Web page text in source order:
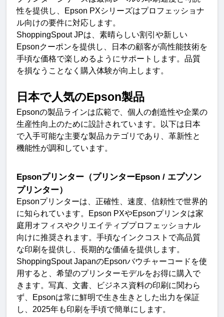
性を提供し、
Epson PXシリーズはプロフェッショナ
ル向けの要件に対応します。
ShoppingSpout JPは、素晴らしい割引や新しい
Epsonクーポンを提供し、日本の顧客が高性能技術を
手頃な価格で楽しめるようにサポートします。品質
を損なうことなく購入体験が向上します。
日本で人気のEpson製品
Epsonの製品ラインは広範で、個人の創造性や企業の
生産性向上のために設計されています。以下は日本
で入手可能な主要な製品カテゴリであり、革新性と
機能性が調和しています。
Epsonプリンター（プリンターEpson / エプソン
プリンター）
Epsonプリンターは、正確性、速度、信頼性で世界的
に知られています。
Epson PXやEpsonプリンタは家
庭用オフィスやクリエイティブプロフェッショナル
向けに推奨されます。手頃なインクコストで高品質
な印刷を提供し、長期的な価値を提供します。
ShoppingSpout JapanのEpsonバウチャーコードを使
用すると、希望のプリンターモデルをお得に購入で
きます。写真、文書、ビジネス資料の印刷に関わら
ず、
Epsonは常に鮮明で生き生きとした出力を保証
し、 2025年も印刷を手頃で簡単にします。